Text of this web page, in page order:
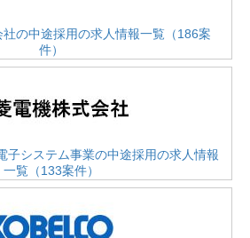
の中途採用の求人情報一覧（186案
件）
システム事業の中途採用の求人情報
一覧（133案件）